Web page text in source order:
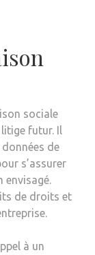
sociale
futur. Il
de
s’assurer
envisagé.
de droits et
à un